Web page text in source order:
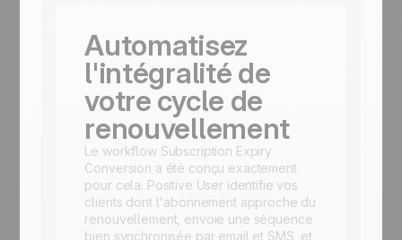
Automatisez
l'intégralité de
votre cycle de
renouvellement
Le workflow Subscription Expiry
Conversion a été conçu exactement
pour cela. Positive User identifie vos
clients dont l'abonnement approche du
renouvellement, envoie une séquence
bien synchronisée par email et SMS, et